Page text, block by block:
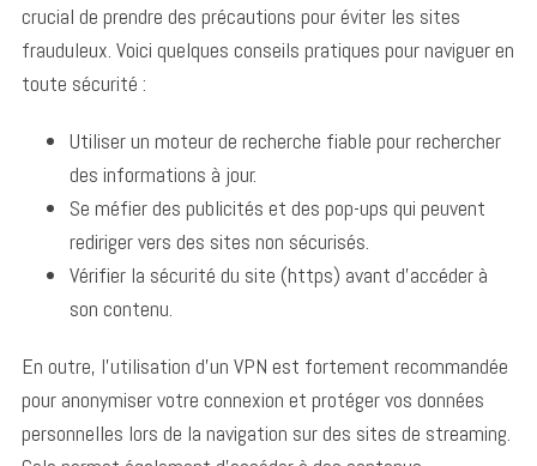
crucial de prendre des précautions pour éviter les sites
frauduleux. Voici quelques conseils pratiques pour naviguer en
toute sécurité :
Utiliser un moteur de recherche fiable pour rechercher
des informations à jour.
Se méfier des publicités et des pop-ups qui peuvent
rediriger vers des sites non sécurisés.
Vérifier la sécurité du site (https) avant d’accéder à
son contenu.
En outre, l’utilisation d’un VPN est fortement recommandée
pour anonymiser votre connexion et protéger vos données
personnelles lors de la navigation sur des sites de streaming.